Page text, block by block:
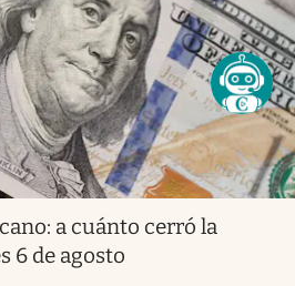
a cuánto cerró la
6 de agosto